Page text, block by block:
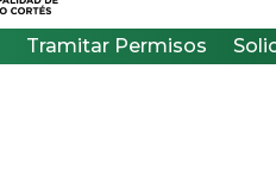
Tramitar Permisos